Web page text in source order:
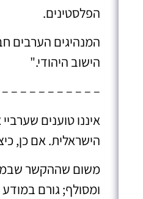
הפלסטינים.
המנהיגים הערבים
הישוב היהודי."
– – – – – – – – – –
איננו טוענים
הישראלית. אם כן,
משום שההקשר
ומסולף; גורם